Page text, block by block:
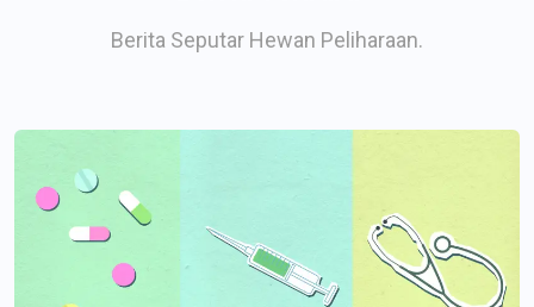
Berita Seputar Hewan Peliharaan.